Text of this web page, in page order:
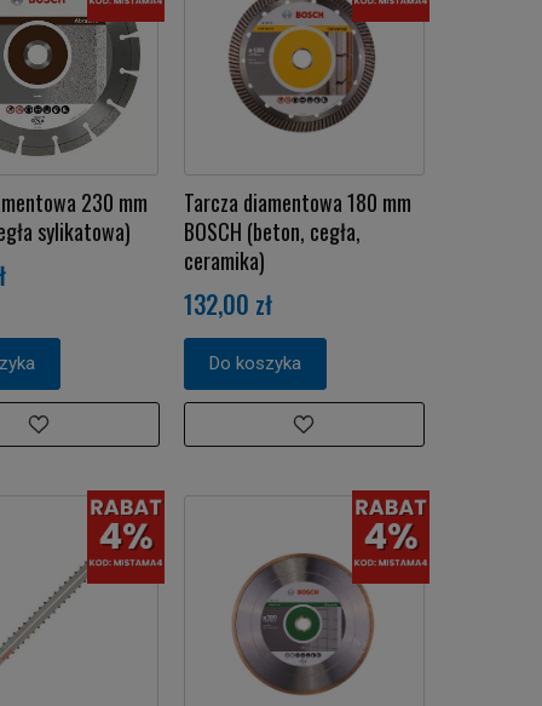
230 mm
sylikatowa)
Tarcza diamentowa 180 mm
BOSCH (beton, cegła,
ceramika)
132,00 zł
Do koszyka